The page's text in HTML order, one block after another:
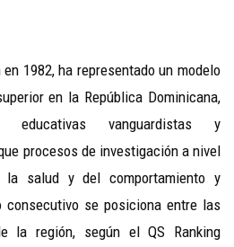
1982, ha representado un modelo
en la República Dominicana,
educativas vanguardistas y
procesos de investigación a nivel
salud y del comportamiento y
consecutivo se posiciona entre las
la región, según el QS Ranking